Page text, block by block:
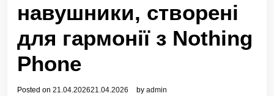
навушники, створені
для гармонії з Nothing
Phone
Posted on 21.04.202621.04.2026 by admin